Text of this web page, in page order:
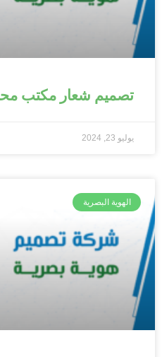
تصميم شعار مكتب
يوليو 23, 2024
الهوية البصرية